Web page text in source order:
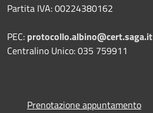
Partita IVA: 00224380162
PEC: protocollo.albino@cert.saga.it
Centralino Unico: 035 759911
Prenotazione appuntamento